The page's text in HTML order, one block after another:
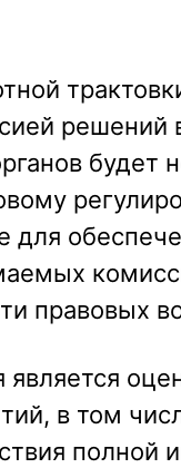
решений
будет
правовых
является
в том